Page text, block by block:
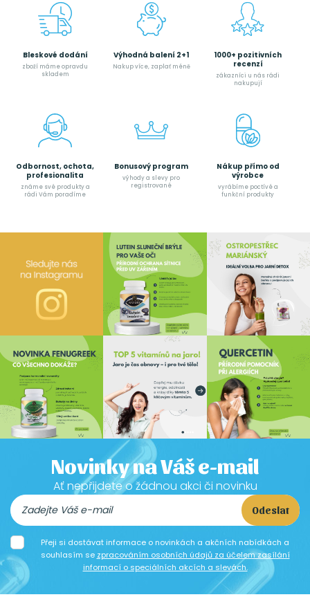
Bleskové dodání
zboží máme opravdu
skladem
Výhodná balení 2+1
Nakup více, zaplať méně
1000+ pozitivních
recenzí
zákazníci u nás rádi
nakupují
Odbornost, ochota,
profesionalita
známe své produkty a
rádi Vám poradíme
Bonusový program
výhody a slevy pro
registrované
Nákup přímo od
výrobce
vyrábíme poctívé a
funkční produkty
Novinky na Váš e-mail
Ať nepřijdete o žádnou akci či novinku
Odeslat
Přeji si dostávat informace o novinkách a akčních nabídkách a
souhlasím se zpracováním osobních údajů za účelem zasílání
informací o speciálních akcích a slevách.